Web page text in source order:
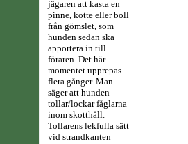
jägaren att kasta en
pinne, kotte eller boll
från gömslet, som
hunden sedan ska
apportera in till
föraren. Det här
momentet upprepas
flera gånger. Man
säger att hunden
tollar/lockar fåglarna
inom skotthåll.
Tollarens lekfulla sätt
vid strandkanten